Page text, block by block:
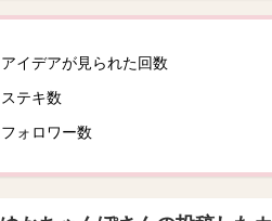
アイデアが見られた回数
ステキ数
フォロワー数